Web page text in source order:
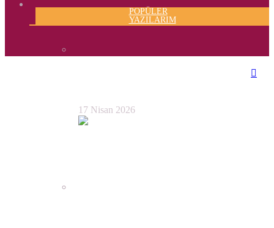
POPÜLER
YAZILARIM
17 Nisan 2026